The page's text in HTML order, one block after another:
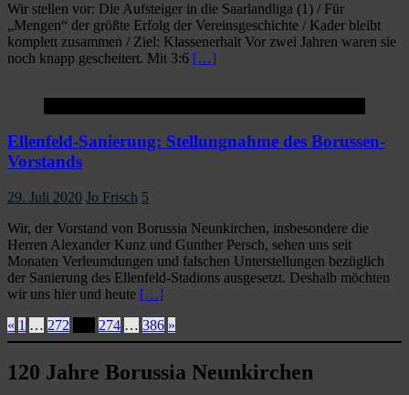
Wir stellen vor: Die Aufsteiger in die Saarlandliga (1) / Für
„Mengen“ der größte Erfolg der Vereinsgeschichte / Kader bleibt
komplett zusammen / Ziel: Klassenerhalt Vor zwei Jahren waren sie
noch knapp gescheitert. Mit 3:6 […]
Ellenfeld-Sanierung: Stellungnahme des Borussen-
Vorstands
29. Juli 2020 Jo Frisch 5
Wir, der Vorstand von Borussia Neunkirchen, insbesondere die
Herren Alexander Kunz und Gunther Persch, sehen uns seit
Monaten Verleumdungen und falschen Unterstellungen bezüglich
der Sanierung des Ellenfeld-Stadions ausgesetzt. Deshalb möchten
wir uns hier und heute […]
Seitennummerierung
Beiträge
« 1 … 272 274 … 386 »
120 Jahre Borussia Neunkirchen